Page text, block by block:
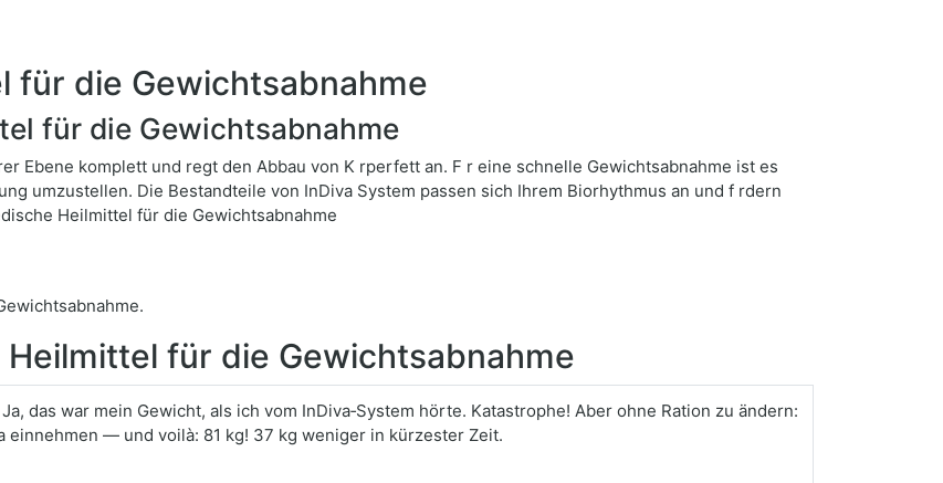
die Gewichtsabnahme
für die Gewichtsabnahme
Ebene komplett und regt den Abbau von K rperfett an. F r eine schnelle Gewichtsabnahme ist es
umzustellen. Die Bestandteile von InDiva System passen sich Ihrem Biorhythmus an und f rdern
Heilmittel für die Gewichtsabnahme
für die Gewichtsabnahme
das war mein Gewicht, als ich vom InDiva‑System hörte. Katastrophe! Aber ohne Ration zu ändern:
einnehmen — und voilà: 81 kg! 37 kg weniger in kürzester Zeit.